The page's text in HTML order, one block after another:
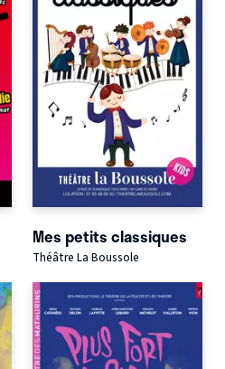
Mes petits classiques
Théâtre La Boussole